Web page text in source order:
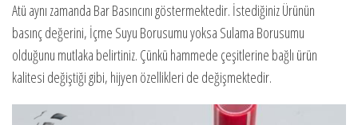
Atü aynı zamanda Bar Basıncını göstermektedir. İstediğiniz Ürünün
basınç değerini, İçme Suyu Borusumu yoksa Sulama Borusumu
olduğunu mutlaka belirtiniz. Çünkü hammede çeşitlerine bağlı ürün
kalitesi değiştiği gibi, hijyen özellikleri de değişmektedir.